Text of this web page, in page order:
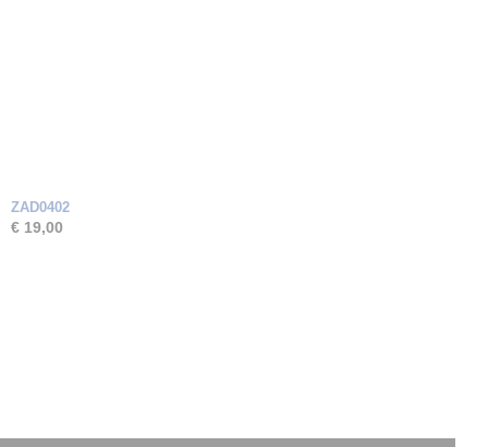
ZAD0402
€ 19,00